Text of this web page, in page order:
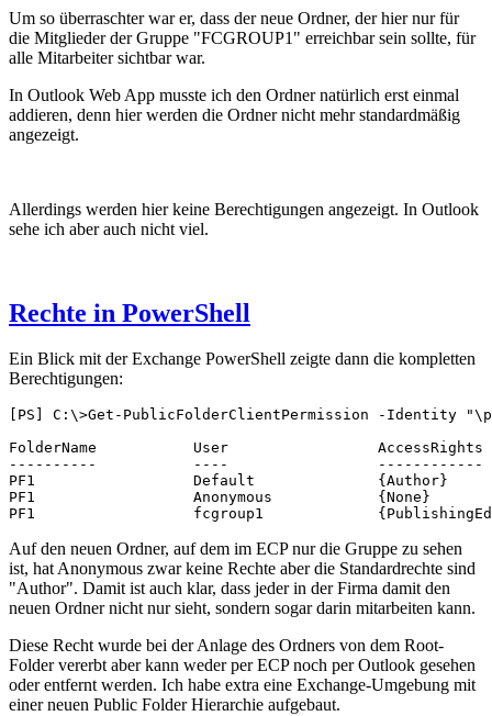
Um so überraschter war er, dass der neue Ordner, der hier nur für
die Mitglieder der Gruppe "FCGROUP1" erreichbar sein sollte, für
alle Mitarbeiter sichtbar war.
In Outlook Web App musste ich den Ordner natürlich erst einmal
addieren, denn hier werden die Ordner nicht mehr standardmäßig
angezeigt.
Allerdings werden hier keine Berechtigungen angezeigt. In Outlook
sehe ich aber auch nicht viel.
Rechte in PowerShell
Ein Blick mit der Exchange PowerShell zeigte dann die kompletten
Berechtigungen:
[PS] C:\>Get-PublicFolderClientPermission -Identity
FolderName           User                 AccessRights
----------           ----                 ------------
PF1                  Default              {Author}
PF1                  Anonymous            {None}
PF1                  fcgroup1
Auf den neuen Ordner, auf dem im ECP nur die Gruppe zu sehen
ist, hat Anonymous zwar keine Rechte aber die Standardrechte sind
"Author". Damit ist auch klar, dass jeder in der Firma damit den
neuen Ordner nicht nur sieht, sondern sogar darin mitarbeiten kann.
Diese Recht wurde bei der Anlage des Ordners von dem Root-
Folder vererbt aber kann weder per ECP noch per Outlook gesehen
oder entfernt werden. Ich habe extra eine Exchange-Umgebung mit
einer neuen Public Folder Hierarchie aufgebaut.